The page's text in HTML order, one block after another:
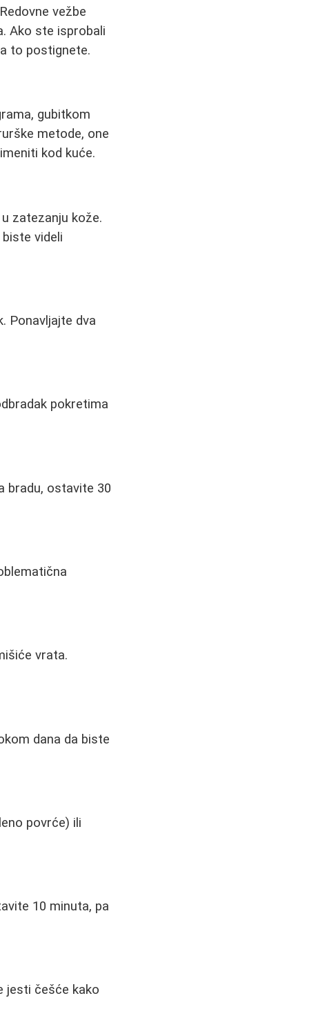
vežbe
Ako ste isprobali
to postignete.
gubitkom
metode, one
kod kuće.
zatezanju kože.
videli
Ponavljajte dva
pokretima
bradu, ostavite 30
vrata.
dana da biste
povrće) ili
10 minuta, pa
jesti češće kako